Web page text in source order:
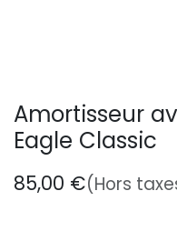
Amortisseur
Eagle Classic
85,00 €(Hors